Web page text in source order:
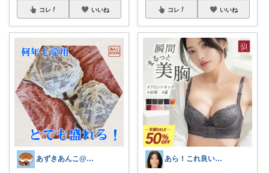
コレ いいね
あずきあんこ@ぷち美容＆育児＆時短専門
コレ いいね
あら！これ良いわね～